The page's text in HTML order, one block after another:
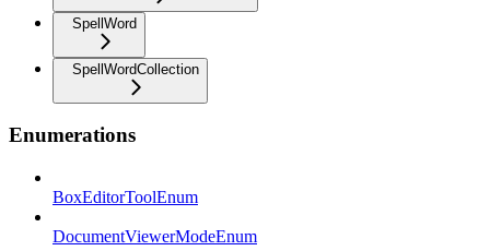
SpellWord
SpellWordCollection
Enumerations
BoxEditorToolEnum
DocumentViewerModeEnum